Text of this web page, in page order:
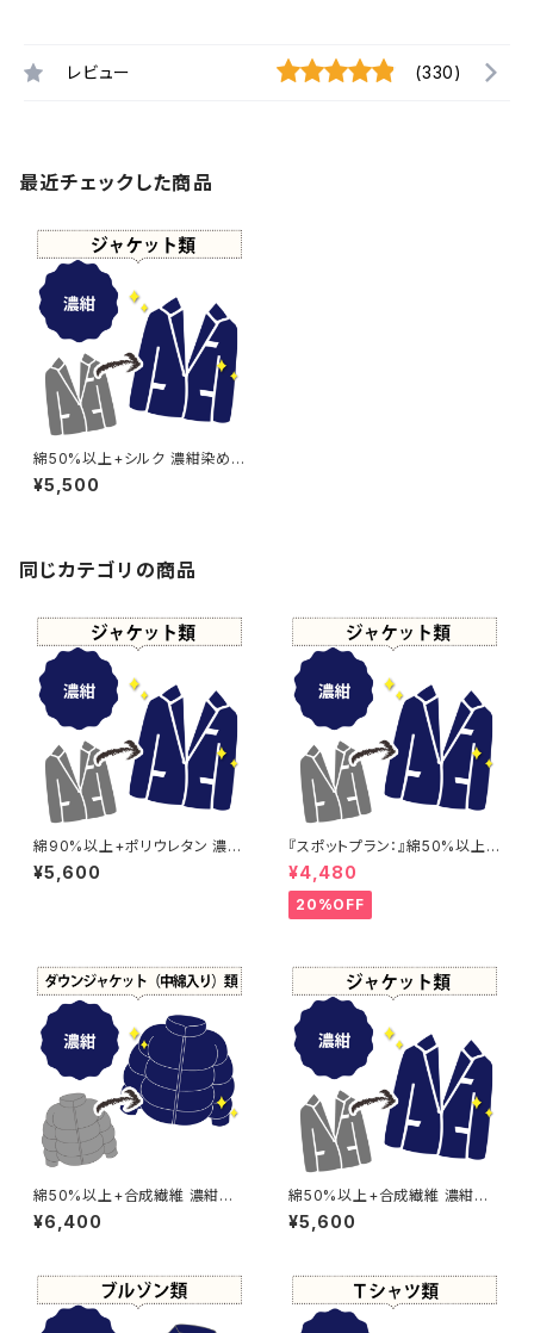
レビュー (330)
最近チェックした商品
綿50%以上+シルク 濃紺染め
ジャケット 【元色：ブルー系】 -染
め直し[ネイビー - Navy]404-
¥5,500
同じカテゴリの商品
綿90%以上+ポリウレタン 濃紺
染め ジャケット 【元色：紺(Nav
y) - 色あせあり】 -染め直し[ネ
¥5,600
『スポットプラン：』綿50%以上
+麻 濃紺染め ジャケット 【元
色：紺(Navy) - 強い色あせ】 -
染め直し[ネイビー - Navy]50
4-0116
¥4,480
20%OFF
綿50%以上+合成繊維 濃紺染
め ダウンジャケット(中綿入)
【元色：紺(Navy) - 色あせあり】
¥6,400
綿50%以上+合成繊維 濃紺染
め ジャケット 【元色：紺(Navy)
- 強い色あせ】 -染め直し[ネイ
¥5,600